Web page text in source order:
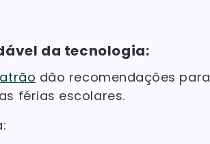
da tecnologia:
dão recomendações para
férias escolares.